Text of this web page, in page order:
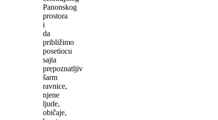
Panonskog
prostora
i
da
približimo
posetiocu
sajta
prepoznatljiv
šarm
ravnice,
njene
ljude,
običaje,